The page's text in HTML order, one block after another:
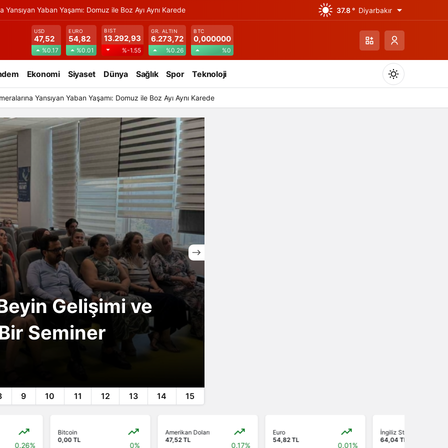
Yansıyan Yaban Yaşamı: Domuz ile Boz Ayı Aynı Karede 37.8 ° Diyarbakır
USD
47,52
%0.17
EURO
54,82
%0.01
BIST
13.292,93
%-1.55
GR. ALTIN
6.273,72
%0.26
BTC
0,000000
%0
Ekonomi Siyaset Dünya Sağlık Spor Teknoloji
Yansıyan Yaban Yaşamı: Domuz ile Boz Ayı Aynı Karede
Gelişimi ve
Seminer
9 10 11 12 13 14 15
Bitcoin
Amerikan Doları
Euro
İngiliz Sterlini